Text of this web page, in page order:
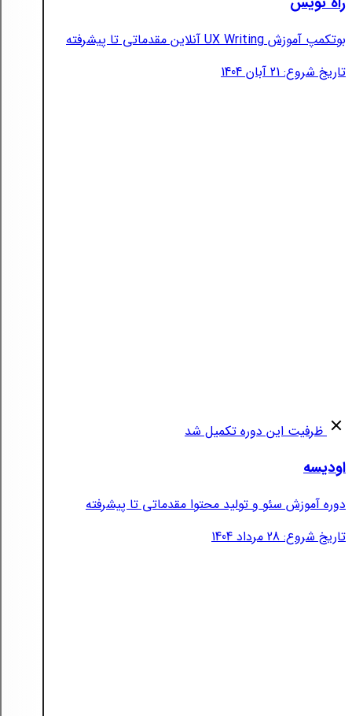
بوتکمپ آموزش UX Writing آنلاین مقدماتی تا پیشرفته
تاریخ شروع: 21 آبان 1404
ظرفیت این دوره تکمیل شد
اودیسه
دوره آموزش سئو و تولید محتوا مقدماتی تا پیشرفته
تاریخ شروع: 28 مرداد 1404